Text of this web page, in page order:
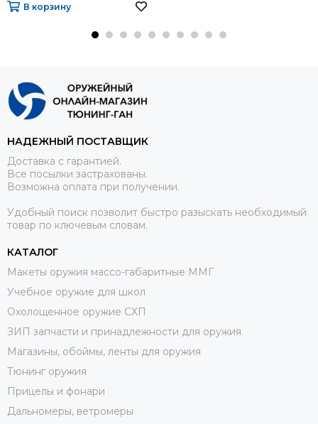
В корзину
НАДЕЖНЫЙ ПОСТАВЩИК
Доставка с гарантией.
Все посылки застрахованы.
Возможна оплата при получении.
Удобный поиск позволит быстро разыскать необходимый
товар по ключевым словам.
КАТАЛОГ
Макеты оружия массо-габаритные ММГ
Учебное оружие для школ
Охолощенное оружие СХП
ЗИП запчасти и принадлежности для оружия
Магазины, обоймы, ленты для оружия
Тюнинг оружия
Прицелы и фонари
Дальномеры, ветромеры